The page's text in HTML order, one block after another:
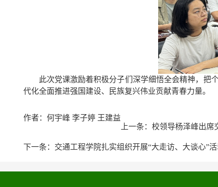
此次党课激励着积极分子们深学细悟全会精神，把
代化全面推进强国建设、民族复兴伟业贡献青春力量。
作者：何宇峰 李子婷 王建益
上一条： 校领导杨泽峰出席
下一条： 交通工程学院扎实组织开展“大走访、大谈心”